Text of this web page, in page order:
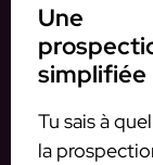
Une
simplifiée
Tu sais à
la